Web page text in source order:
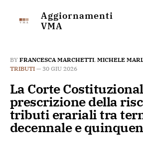
Aggiornamenti
VMA
BY FRANCESCA MARCHETTI, MICHELE
TRIBUTI — 30 GIU 2026
La Corte
prescrizione della
tributi erariali tra
decennale e